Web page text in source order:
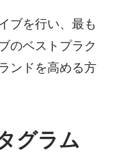
ブを行い、最も
のベストプラク
ンドを高める方
グラム